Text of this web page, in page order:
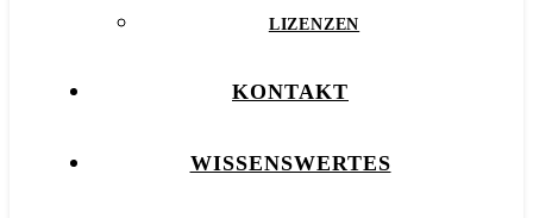
LIZENZEN
KONTAKT
WISSENSWERTES